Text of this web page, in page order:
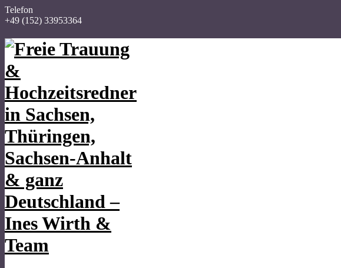
Telefon
+49 (152) 33953364